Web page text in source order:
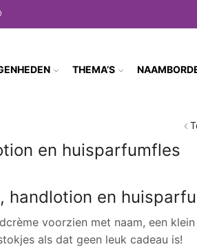
THEMA’S
en huisparfumfles
handlotion en
voorzien met naam, een
als dat geen leuk cadeau is!